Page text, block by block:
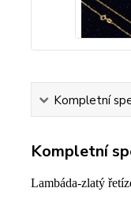
Kompletní
Kompletní
Lambáda-zlatý